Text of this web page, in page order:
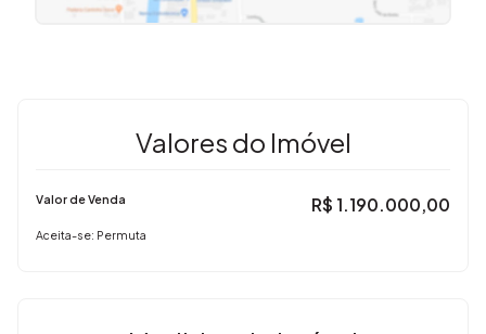
🌳 Quintal amplo, ideal para lazer ou ampliação
✔️ Excelente espaço de terreno
Valores do Imóvel
R$ 1.190.000,00
Valor de Venda
Aceita-se: Permuta